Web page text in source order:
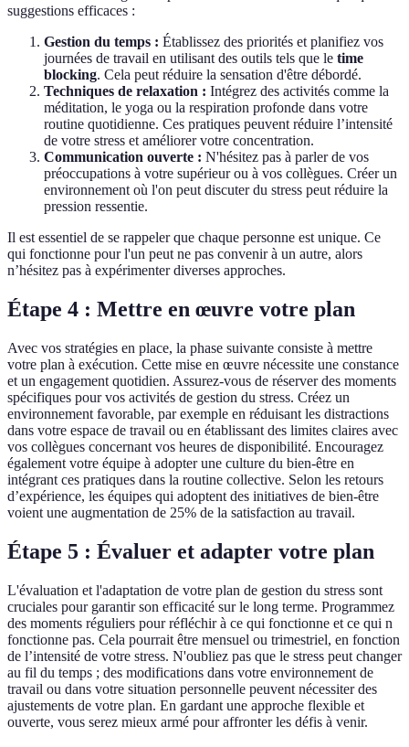
suggestions efficaces :
Gestion du temps : Établissez des priorités et planifiez vos
journées de travail en utilisant des outils tels que le time
blocking. Cela peut réduire la sensation d'être débordé.
Techniques de relaxation : Intégrez des activités comme la
méditation, le yoga ou la respiration profonde dans votre
routine quotidienne. Ces pratiques peuvent réduire l’intensité
de votre stress et améliorer votre concentration.
Communication ouverte : N'hésitez pas à parler de vos
préoccupations à votre supérieur ou à vos collègues. Créer un
environnement où l'on peut discuter du stress peut réduire la
pression ressentie.
Il est essentiel de se rappeler que chaque personne est unique. Ce
qui fonctionne pour l'un peut ne pas convenir à un autre, alors
n’hésitez pas à expérimenter diverses approches.
Étape 4 : Mettre en œuvre votre plan
Avec vos stratégies en place, la phase suivante consiste à mettre
votre plan à exécution. Cette mise en œuvre nécessite une constance
et un engagement quotidien. Assurez-vous de réserver des moments
spécifiques pour vos activités de gestion du stress. Créez un
environnement favorable, par exemple en réduisant les distractions
dans votre espace de travail ou en établissant des limites claires avec
vos collègues concernant vos heures de disponibilité. Encouragez
également votre équipe à adopter une culture du bien-être en
intégrant ces pratiques dans la routine collective. Selon les retours
d’expérience, les équipes qui adoptent des initiatives de bien-être
voient une augmentation de 25% de la satisfaction au travail.
Étape 5 : Évaluer et adapter votre plan
L'évaluation et l'adaptation de votre plan de gestion du stress sont
cruciales pour garantir son efficacité sur le long terme. Programmez
des moments réguliers pour réfléchir à ce qui fonctionne et ce qui n
fonctionne pas. Cela pourrait être mensuel ou trimestriel, en fonction
de l’intensité de votre stress. N'oubliez pas que le stress peut changer
au fil du temps ; des modifications dans votre environnement de
travail ou dans votre situation personnelle peuvent nécessiter des
ajustements de votre plan. En gardant une approche flexible et
ouverte, vous serez mieux armé pour affronter les défis à venir.